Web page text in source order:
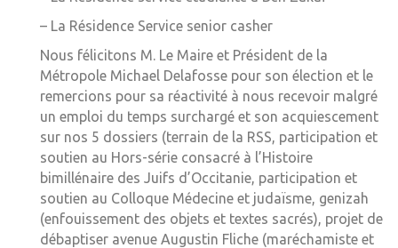
– La Résidence Service senior casher
Nous félicitons M. Le Maire et Président de la
Métropole Michael Delafosse pour son élection et le
remercions pour sa réactivité à nous recevoir malgré
un emploi du temps surchargé et son acquiescement
sur nos 5 dossiers (terrain de la RSS, participation et
soutien au Hors-série consacré à l’Histoire
bimillénaire des Juifs d’Occitanie, participation et
soutien au Colloque Médecine et judaïsme, genizah
(enfouissement des objets et textes sacrés), projet de
débaptiser avenue Augustin Fliche (maréchamiste et